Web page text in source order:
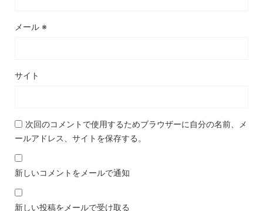
メール ※
サイト
次回のコメントで使用するためブラウザーに自分の名前、メ
ールアドレス、サイトを保存する。
新しいコメントをメールで通知
新しい投稿をメールで受け取る